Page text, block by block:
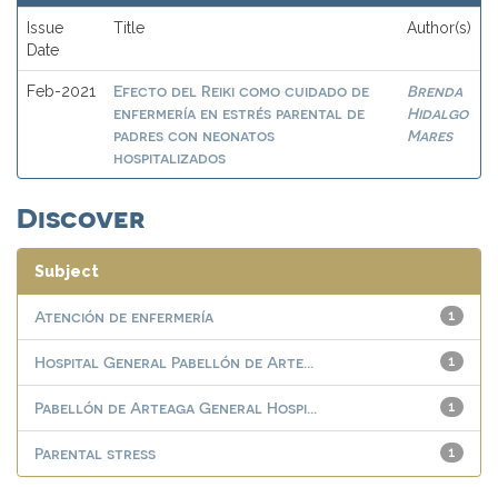
Issue
Date
Title Author(s)
Feb-2021
Efecto del Reiki como cuidado de
enfermería en estrés parental de
padres con neonatos
hospitalizados
Brenda
Hidalgo
Mares
Discover
Subject
1
Atención de enfermería
1
Hospital General Pabellón de Arte...
1
Pabellón de Arteaga General Hospi...
1
Parental stress